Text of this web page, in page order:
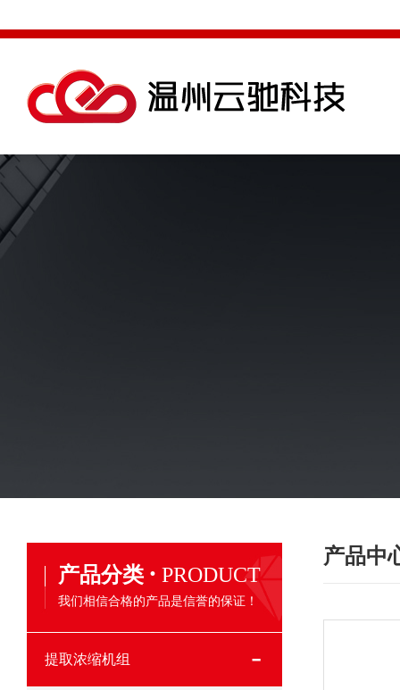
产品分类 · PRODUCT
我们相信合格的产品是信誉的保证！
提取浓缩机组
产品中